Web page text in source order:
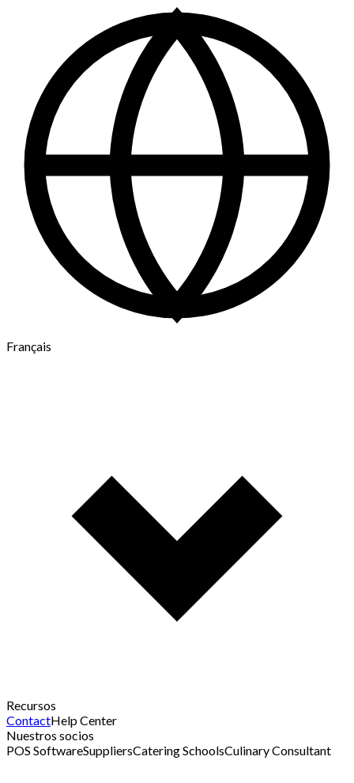
Français
Recursos
ContactHelp Center
Nuestros socios
POS SoftwareSuppliersCatering SchoolsCulinary Consultant